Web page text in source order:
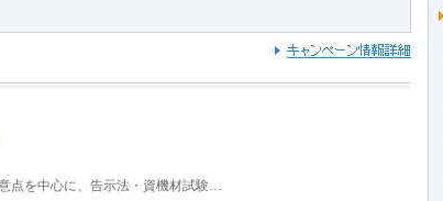
点を中心に、告示法・資機材試験…